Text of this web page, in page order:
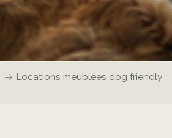
Locations meublées dog friendly